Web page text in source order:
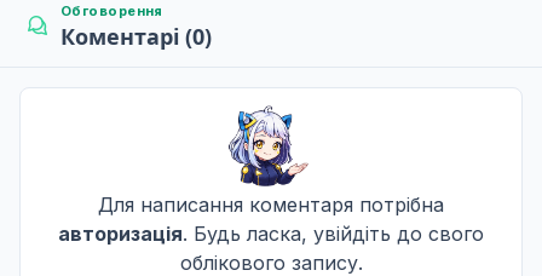
Обговорення
Коментарі (0)
Для написання коментаря потрібна
авторизація. Будь ласка, увійдіть до свого
облікового запису.